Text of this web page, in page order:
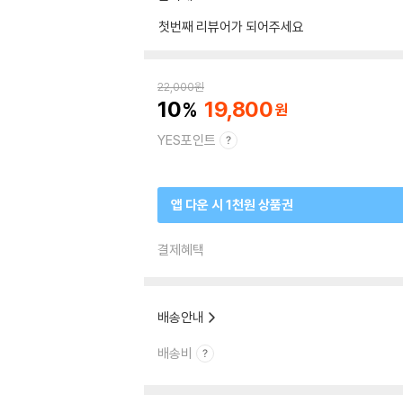
첫번째 리뷰어가 되어주세요
22,000원
10 19,800
YES포인트
앱 다운 시 1천원 상품권
결제혜택
배송안내
배송비